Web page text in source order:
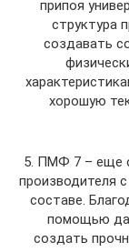
припоя
структура
создавать
хорошую
5. ПМФ 7 – еще
производителя
составе.
помощью
создать